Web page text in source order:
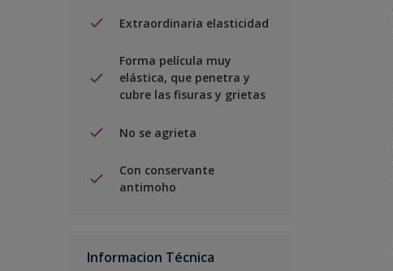
Extraordinaria elasticidad
Forma película muy
elástica, que penetra y
cubre las fisuras y grietas
No se agrieta
Con conservante
antimoho
Informacion Técnica